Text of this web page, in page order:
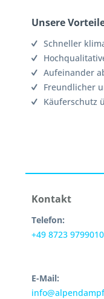
Unsere
Schneller
Aufeinander
Freundlicher
Käuferschutz
Kontakt
Telefon:
+49 8723 9799010
E-Mail: